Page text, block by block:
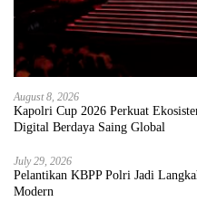
August 8, 2026
Kapolri Cup 2026 Perkuat
Digital Berdaya Saing Global
July 29, 2026
Pelantikan KBPP Polri Jadi
Modern